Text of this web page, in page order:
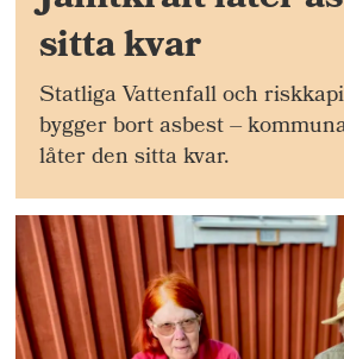
sitta kvar
Statliga Vattenfall och
bygger bort asbest –
låter den sitta kvar.